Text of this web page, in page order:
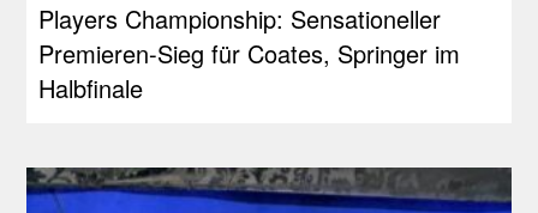
Players Championship: Sensationeller
Premieren-Sieg für Coates, Springer im
Halbfinale